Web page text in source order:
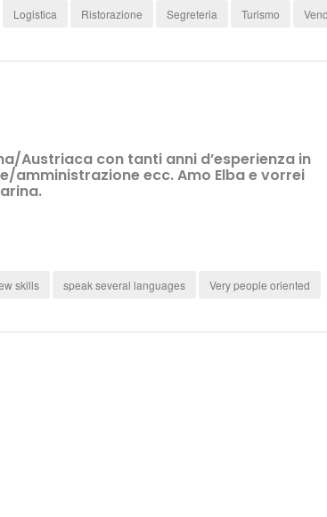
Logistica Ristorazione Segreteria Turismo
Austriaca con tanti anni d’esperienza in
ecc. Amo Elba e vorrei
skills speak several languages Very people oriented